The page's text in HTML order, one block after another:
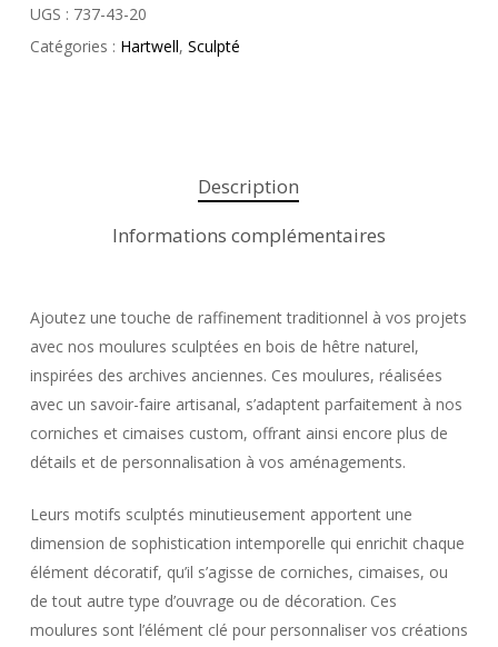
UGS : 737-43-20
Catégories : Hartwell, Sculpté
Description
Informations complémentaires
Ajoutez une touche de raffinement traditionnel à vos projets
avec nos moulures sculptées en bois de hêtre naturel,
inspirées des archives anciennes. Ces moulures, réalisées
avec un savoir-faire artisanal, s’adaptent parfaitement à nos
corniches et cimaises custom, offrant ainsi encore plus de
détails et de personnalisation à vos aménagements.
Leurs motifs sculptés minutieusement apportent une
dimension de sophistication intemporelle qui enrichit chaque
élément décoratif, qu’il s’agisse de corniches, cimaises, ou
de tout autre type d’ouvrage ou de décoration. Ces
moulures sont l’élément clé pour personnaliser vos créations